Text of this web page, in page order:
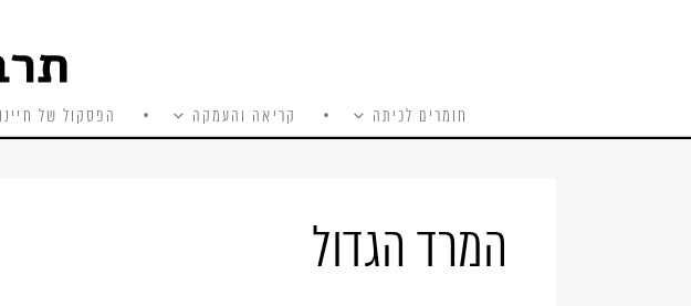
חומרים לכיתה קריאה והעמקה הפסקול של חיינו
המרד הגדול